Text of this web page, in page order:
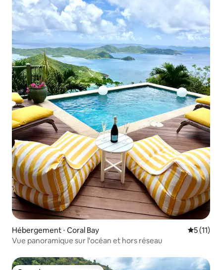
Hébergement ⋅ Coral Bay
5 (11)
Vue panoramique sur l'océan et hors réseau